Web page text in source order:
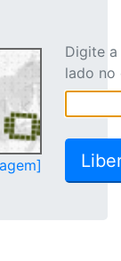
Digite
lado no